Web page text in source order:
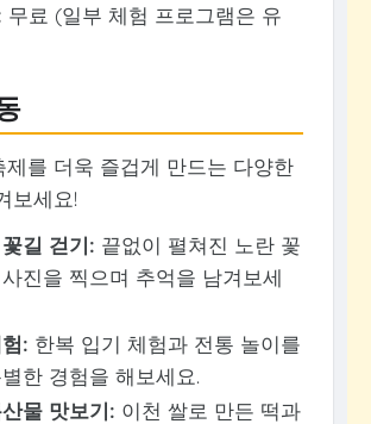
무료 (일부 체험 프로그램은 유
제를 더욱 즐겁게 만드는 다양한
보세요!
길 걷기: 끝없이 펼쳐진 노란 꽃
진을 찍으며 추억을 남겨보세
: 한복 입기 체험과 전통 놀이를
한 경험을 해보세요.
물 맛보기: 이천 쌀로 만든 떡과